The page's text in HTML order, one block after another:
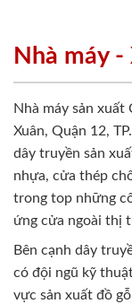
Nhà máy
Nhà máy sản
Xuân, Quận 12,
dây truyền sản
nhựa, cửa thép
trong top những
ứng cửa ngoài thị
Bên cạnh dây
có đội ngũ kỹ
vực sản xuất đồ